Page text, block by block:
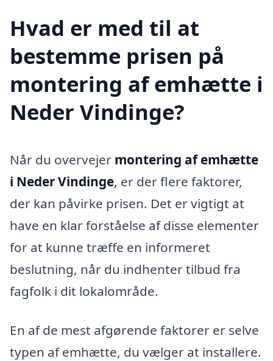
Hvad er med til at
bestemme prisen på
montering af emhætte i
Neder Vindinge?
Når du overvejer montering af emhætte
i Neder Vindinge, er der flere faktorer,
der kan påvirke prisen. Det er vigtigt at
have en klar forståelse af disse elementer
for at kunne træffe en informeret
beslutning, når du indhenter tilbud fra
fagfolk i dit lokalområde.
En af de mest afgørende faktorer er selve
typen af emhætte, du vælger at installere.